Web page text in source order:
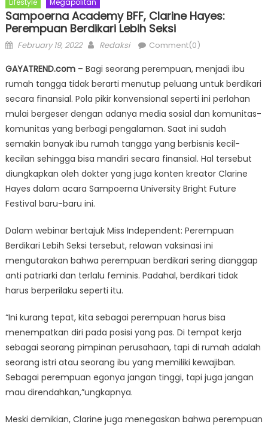
Sampoerna Academy BFF, Clarine Hayes:
Perempuan Berdikari Lebih Seksi
Posted
February 19, 2022 Author
Redaksi Comment(0)
GAYATREND.com– Bagi seorang perempuan, menjadi ibu
rumah tangga tidak berarti menutup peluang untuk berdikari
secara finansial. Pola pikir konvensional seperti ini perlahan
mulai bergeser dengan adanya media sosial dan komunitas-
komunitas yang berbagi pengalaman. Saat ini sudah
semakin banyak ibu rumah tangga yang berbisnis kecil-
kecilan sehingga bisa mandiri secara finansial. Hal tersebut
diungkapkan oleh dokter yang juga konten kreator Clarine
Hayes dalam acara Sampoerna University Bright Future
Festival baru-baru ini.
Dalam webinar bertajuk Miss Independent: Perempuan
Berdikari Lebih Seksi tersebut, relawan vaksinasi ini
mengutarakan bahwa perempuan berdikari sering dianggap
anti patriarki dan terlalu feminis. Padahal, berdikari tidak
harus berperilaku seperti itu.
“Ini kurang tepat, kita sebagai perempuan harus bisa
menempatkan diri pada posisi yang pas. Di tempat kerja
sebagai seorang pimpinan perusahaan, tapi di rumah adalah
seorang istri atau seorang ibu yang memiliki kewajiban.
Sebagai perempuan egonya jangan tinggi, tapi juga jangan
mau direndahkan,”ungkapnya.
Meski demikian, Clarine juga menegaskan bahwa perempuan